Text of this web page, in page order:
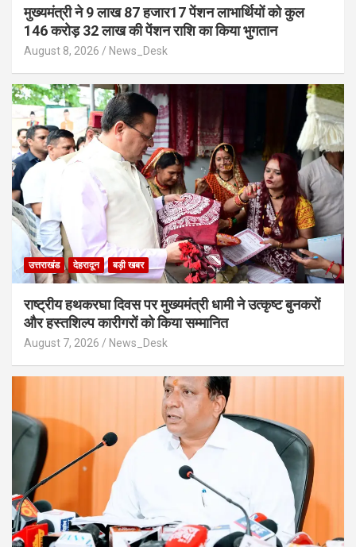
मुख्यमंत्री ने 9 लाख 87 हजार17 पेंशन लाभार्थियों को कुल
146 करोड़ 32 लाख की पेंशन राशि का किया भुगतान
August 8, 2026 News_Desk
उत्तराखंड देहरादून बड़ी खबर
राष्ट्रीय हथकरघा दिवस पर मुख्यमंत्री धामी ने उत्कृष्ट बुनकरों
और हस्तशिल्प कारीगरों को किया सम्मानित
August 7, 2026 News_Desk